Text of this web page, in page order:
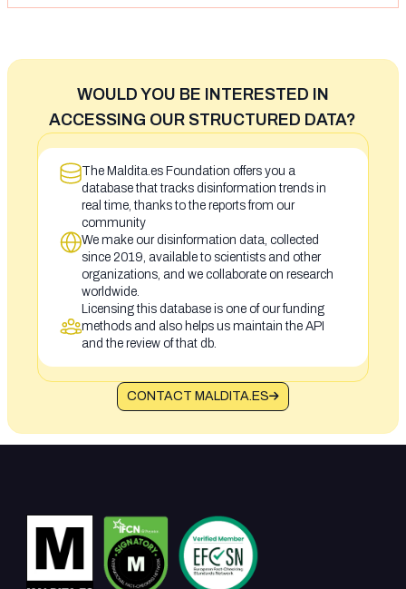
WOULD YOU BE INTERESTED IN
ACCESSING OUR STRUCTURED DATA?
The Maldita.es Foundation offers you a
database that tracks disinformation trends in
real time, thanks to the reports from our
community
We make our disinformation data, collected
since 2019, available to scientists and other
organizations, and we collaborate on research
worldwide.
Licensing this database is one of our funding
methods and also helps us maintain the API
and the review of that db.
CONTACT MALDITA.ES